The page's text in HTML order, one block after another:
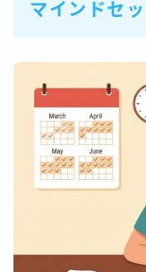
マインドセ